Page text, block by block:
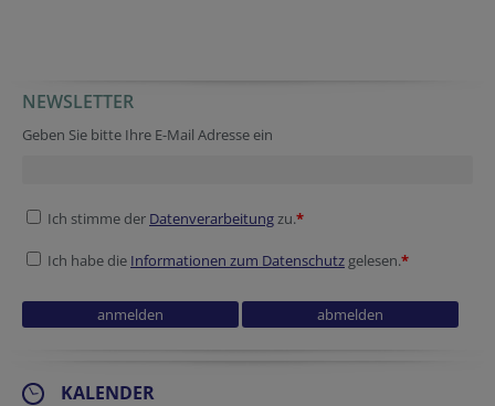
NEWSLETTER
Geben Sie bitte Ihre E-Mail Adresse ein
Ich stimme der Datenverarbeitungzu.*
Ich habe die Informationen zum Datenschutz gelesen.*
KALENDER